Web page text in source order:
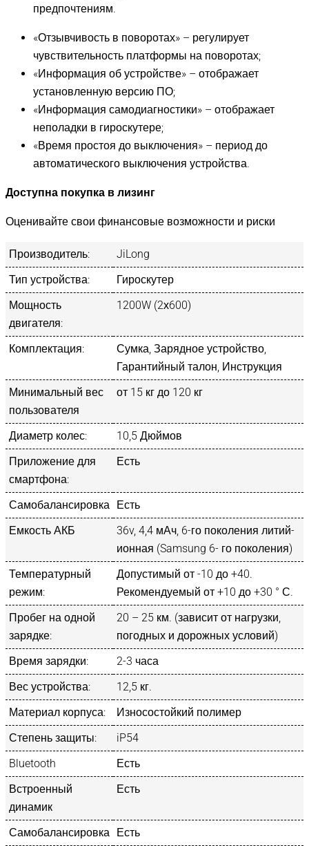
предпочтениям.
«Отзывчивость в поворотах» – регулирует
чувствительность платформы на поворотах;
«Информация об устройстве» – отображает
установленную версию ПО;
«Информация самодиагностики» – отображает
неполадки в гироскутере;
«Время простоя до выключения» – период до
автоматического выключения устройства.
Доступна покупка в лизинг
Оценивайте свои финансовые возможности и риски
Производитель:
JiLong
Тип устройства:
Гироскутер
Мощность
двигателя:
1200W (2х600)
Комплектация:
Сумка, Зарядное устройство,
Гарантийный талон, Инструкция
Минимальный вес
пользователя
от 15 кг до 120 кг
Диаметр колес:
10,5 Дюймов
Приложение для
смартфона:
Есть
Самобалансировка Есть
Емкость АКБ
36v, 4,4 мАч, 6-го поколения литий-
ионная (Samsung 6- го поколения)
Температурный
режим:
Допустимый от -10 до +40.
Рекомендуемый от +10 до +30 ° С.
Пробег на одной
зарядке:
20 – 25 км. (зависит от нагрузки,
погодных и дорожных условий)
Время зарядки:
2-3 часа
Вес устройства:
12,5 кг.
Материал корпуса:
Износостойкий полимер
Степень защиты:
iP54
Bluetooth
Есть
Встроенный
динамик
Есть
Самобалансировка Есть